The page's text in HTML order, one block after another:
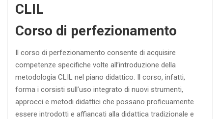
CLIL
Corso di perfezionamento
Il corso di perfezionamento consente di acquisire
competenze specifiche volte all’introduzione della
metodologia CLIL nel piano didattico. Il corso, infatti,
forma i corsisti sull’uso integrato di nuovi strumenti,
approcci e metodi didattici che possano proficuamente
essere introdotti e affiancati alla didattica tradizionale e